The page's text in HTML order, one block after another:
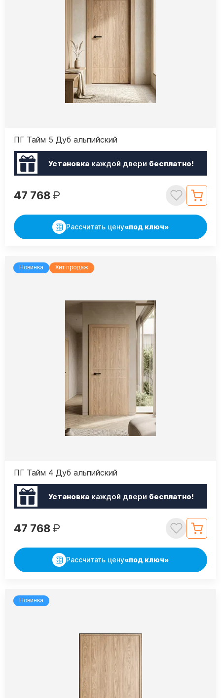
ПГ Тайм 5 Дуб альпийский
Установкакаждой двери бесплатно!
47 768 ₽
Рассчитать цену«под ключ»
Новинка Хит продаж
ПГ Тайм 4 Дуб альпийский
Установкакаждой двери бесплатно!
47 768 ₽
Рассчитать цену«под ключ»
Новинка